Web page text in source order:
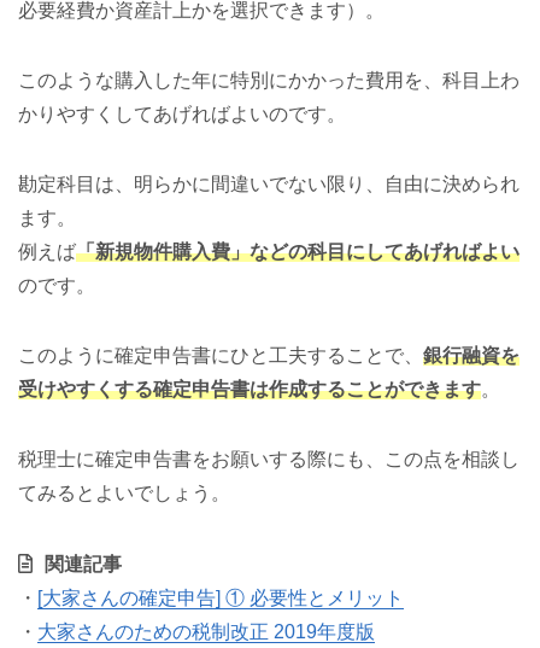
必要経費か資産計上かを選択できます）。
このような購入した年に特別にかかった費用を、科目上わ
かりやすくしてあげればよいのです。
勘定科目は、明らかに間違いでない限り、自由に決められ
ます。
例えば「新規物件購入費」などの科目にしてあげればよい
のです。
このように確定申告書にひと工夫することで、 銀行融資を
受けやすくする確定申告書は作成することができます。
税理士に確定申告書をお願いする際にも、この点を相談し
てみるとよいでしょう。
関連記事
・ [大家さんの確定申告] ① 必要性とメリット
・ 大家さんのための税制改正 2019年度版